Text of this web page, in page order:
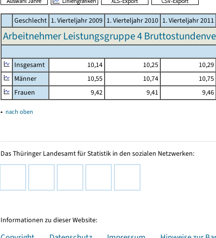
Geschlecht 1. Vierteljahr 2009 1. Vierteljahr 2010 1. Vierteljahr 2011
Arbeitnehmer Leistungsgruppe 4
Insgesamt
10,14 10,25 10,29
Männer
10,55 10,74 10,75
Frauen
9,42 9,41 9,46
▴ nach oben
Das Thüringer Landesamt für Statistik in den sozialen Netzwerken:
Informationen zu dieser Website: